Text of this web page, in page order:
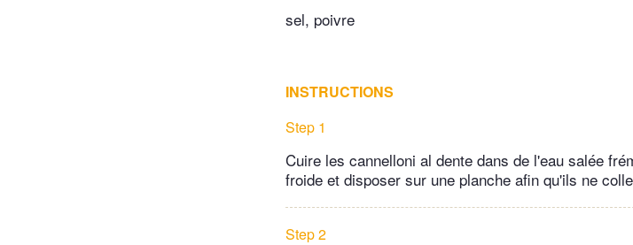
sel, poivre
INSTRUCTIONS
Step 1
Cuire les cannelloni al dente dans de l'eau salée
froide et disposer sur une planche afin qu'ils ne
Step 2